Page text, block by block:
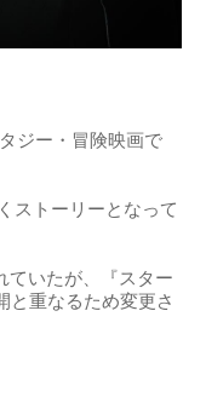
ジー・冒険映画で
ストーリーとなって
ていたが、『スター
と重なるため変更さ